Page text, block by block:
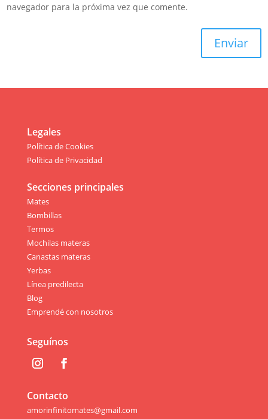
navegador para la próxima vez que comente.
Enviar
Legales
Política de Cookies
Política de Privacidad
Secciones principales
Mates
Bombillas
Termos
Mochilas materas
Canastas materas
Yerbas
Línea predilecta
Blog
Emprendé con nosotros
Seguínos
Contacto
amorinfinitomates@gmail.com